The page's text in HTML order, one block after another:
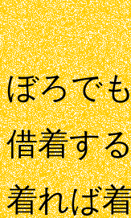
ぼろで
借着す
着れば